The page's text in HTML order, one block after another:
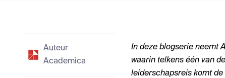
Auteur
Academica
In deze blogserie neemt
waarin telkens één van
leiderschapsreis komt